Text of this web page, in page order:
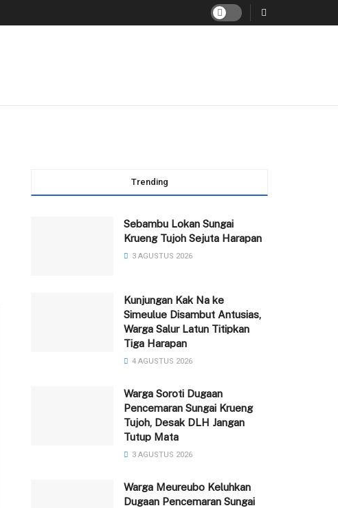
Trending
Sebambu Lokan Sungai
Krueng Tujoh Sejuta Harapan
3 AGUSTUS 2026
Kunjungan Kak Na ke
Simeulue Disambut Antusias,
Warga Salur Latun Titipkan
Tiga Harapan
4 AGUSTUS 2026
Warga Soroti Dugaan
Pencemaran Sungai Krueng
Tujoh, Desak DLH Jangan
Tutup Mata
3 AGUSTUS 2026
Warga Meureubo Keluhkan
Dugaan Pencemaran Sungai